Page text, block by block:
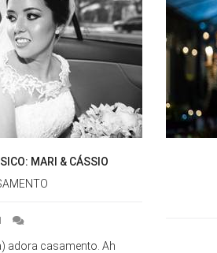
MARI & CÁSSIO
adora casamento. Ah